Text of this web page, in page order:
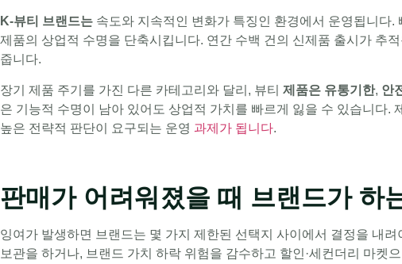
K-뷰티 브랜드는 속도와 지속적인 변화가 특징인 환경에서 운영됩니다
제품의 상업적 수명을 단축시킵니다. 연간 수백 건의 신제품 출시가 추
줍니다.
장기 제품 주기를 가진 다른 카테고리와 달리, 뷰티 제품은 유통기한, 안
은 기능적 수명이 남아 있어도 상업적 가치를 빠르게 잃을 수 있습니다
높은 전략적 판단이 요구되는 운영 과제가 됩니다.
판매가 어려워졌을 때 브랜드가 하
잉여가 발생하면 브랜드는 몇 가지 제한된 선택지 사이에서 결정을 내려
보관을 하거나, 브랜드 가치 하락 위험을 감수하고 할인·세컨더리 마켓